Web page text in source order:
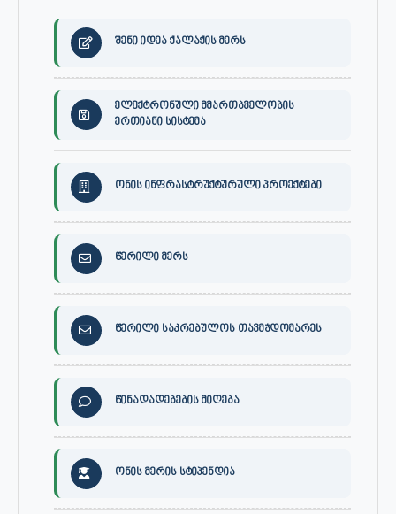
შენი იდეა ქალაქის მერს
ელექტრონული მმართბველობის
ერთიანი სისტემა
ონის ინფრასტრუქტურული პროექტები
წერილი მერს
წერილი საკრებულოს თავმჯდომარეს
წინადადებების მიღება
ონის მერის სტიპენდია